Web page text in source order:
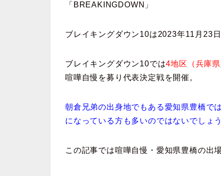
「BREAKINGDOWN」
ブレイキングダウン10は2023年11月23
ブレイキングダウン10では4地区（兵庫
喧嘩自慢を募り代表決定戦を開催。
朝倉兄弟の出身地でもある愛知県豊橋で
になっている方も多いのではないでしょ
この記事では喧嘩自慢・愛知県豊橋の出